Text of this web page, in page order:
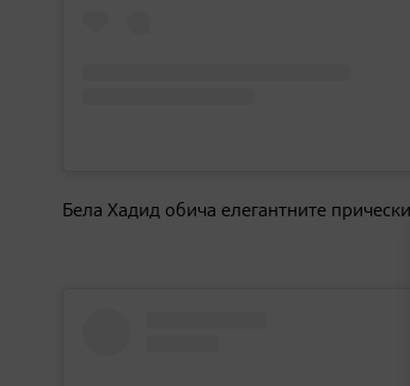
Бела Хадид обича елегантните